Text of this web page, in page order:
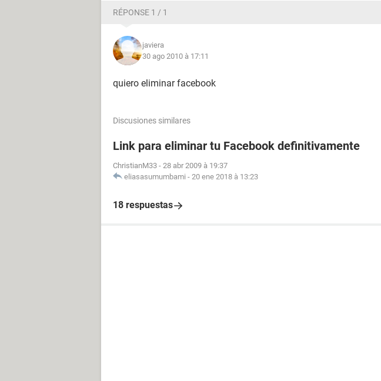
RÉPONSE 1 / 1
javiera
30 ago 2010 à 17:11
quiero eliminar facebook
Discusiones similares
Link para eliminar tu Facebook definitivamente
ChristianM33 - 28 abr 2009 à 19:37
eliasasumumbami - 20 ene 2018 à 13:23
18 respuestas